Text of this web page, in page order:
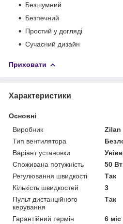
Безшумний
Безпечний
Простий у догляді
Сучасний дизайн
Приховати
Характеристики
Основні
Виробник
Zilan
Тип вентилятора
Варіант установки
Споживана потужність
50 Вт
Регулювання швидкості
Так
Кількість швидкостей
3
Пульт дистанційного
керування
Так
Гарантійний термін 6 міс